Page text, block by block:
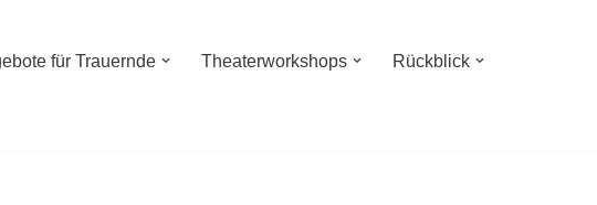
für Trauernde Theaterworkshops
Rückblick